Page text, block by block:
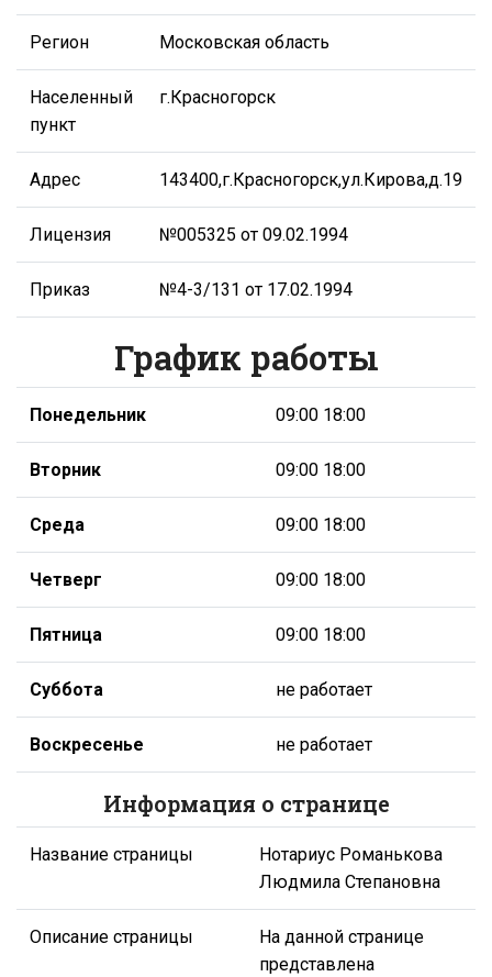
Регион Московская область
Населенный
пункт
г.Красногорск
Адрес 143400,г.Красногорск,ул.Кирова,д.19
Лицензия №005325 от 09.02.1994
Приказ №4-3/131 от 17.02.1994
График работы
Понедельник 09:00 18:00
Вторник 09:00 18:00
Среда 09:00 18:00
Четверг 09:00 18:00
Пятница 09:00 18:00
Суббота не работает
Воскресенье не работает
Информация о странице
Название страницы
Нотариус Романькова
Людмила Степановна
Описание страницы
На данной странице
представлена